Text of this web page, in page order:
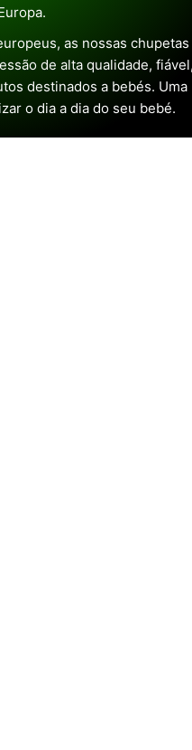
as nossas chupetas
de alta qualidade, fiável,
destinados a bebés. Uma
o dia a dia do seu bebé.